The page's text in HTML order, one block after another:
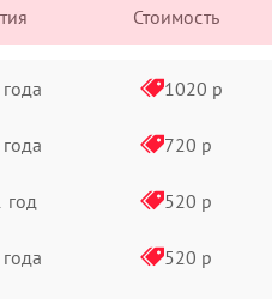
Стоимость
1020 р
720 р
год 520 р
520 р